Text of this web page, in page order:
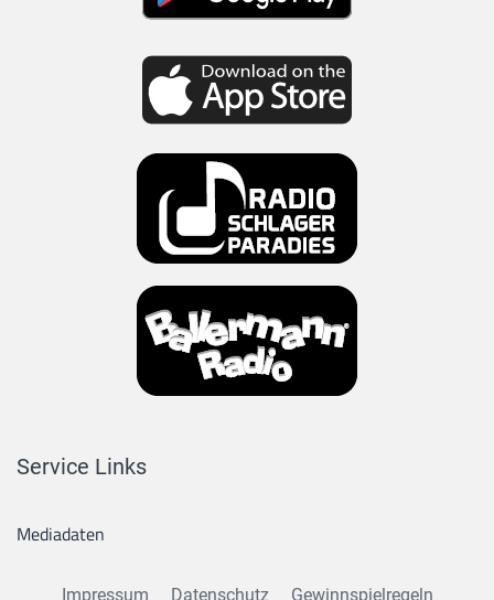
Service Links
Mediadaten
Impressum Datenschutz Gewinnspielregeln